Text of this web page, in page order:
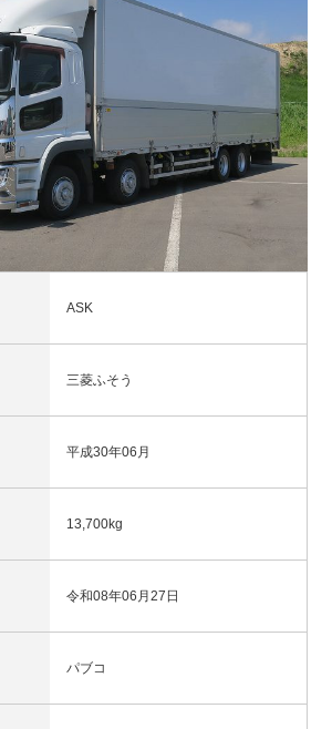
ASK
三菱ふそう
平成30年06月
13,700kg
令和08年06月27日
パブコ